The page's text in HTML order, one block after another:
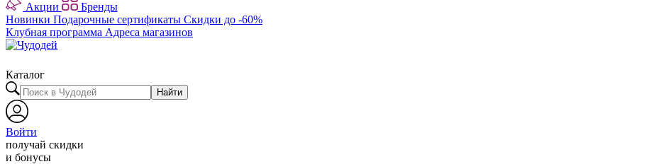
Акции
Бренды
Новинки Подарочные сертификаты Скидки до -60%
Клубная программа Адреса магазинов
Каталог
Найти
Войти
получай скидки
и бонусы